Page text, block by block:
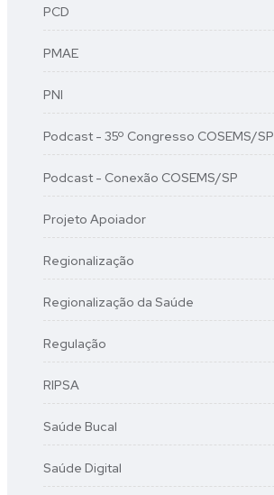
PCD
PMAE
PNI
Podcast - 35º Congresso COSEMS/SP
Podcast - Conexão COSEMS/SP
Projeto Apoiador
Regionalização
Regionalização da Saúde
Regulação
RIPSA
Saúde Bucal
Saúde Digital